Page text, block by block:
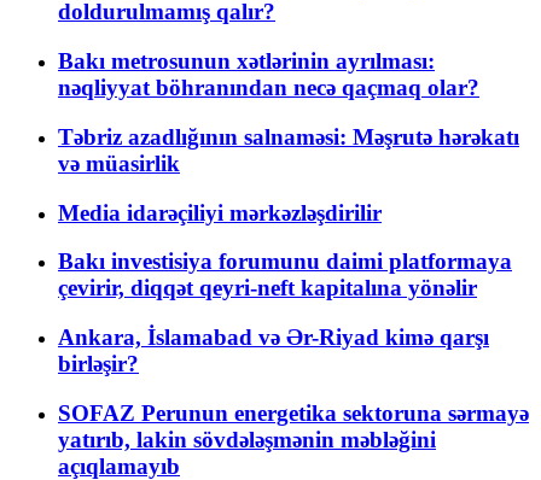
doldurulmamış qalır?
Bakı metrosunun xətlərinin ayrılması:
nəqliyyat böhranından necə qaçmaq olar?
Təbriz azadlığının salnaməsi: Məşrutə hərəkatı
və müasirlik
Media idarəçiliyi mərkəzləşdirilir
Bakı investisiya forumunu daimi platformaya
çevirir, diqqət qeyri-neft kapitalına yönəlir
Ankara, İslamabad və Ər-Riyad kimə qarşı
birləşir?
SOFAZ Perunun energetika sektoruna sərmayə
yatırıb, lakin sövdələşmənin məbləğini
açıqlamayıb